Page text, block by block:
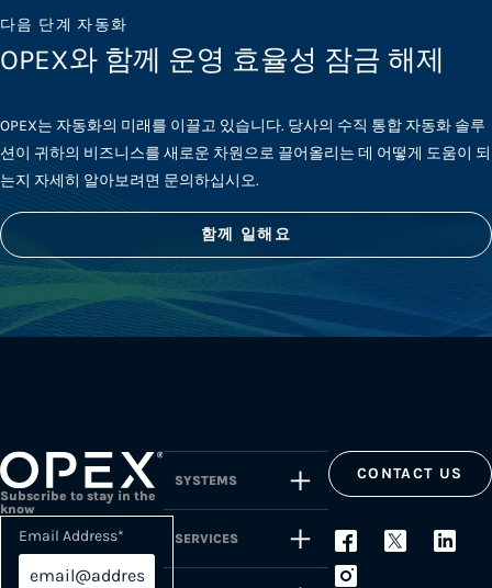
다음 단계 자동화
OPEX와 함께 운영 효율성 잠금 해제
OPEX는 자동화의 미래를 이끌고 있습니다. 당사의 수직 통합 자동화 솔루
션이 귀하의 비즈니스를 새로운 차원으로 끌어올리는 데 어떻게 도움이 되
는지 자세히 알아보려면 문의하십시오.
함께 일해요
Subscribe to stay in the
know
Email Address*
SYSTEMS
SERVICES
CONTACT US